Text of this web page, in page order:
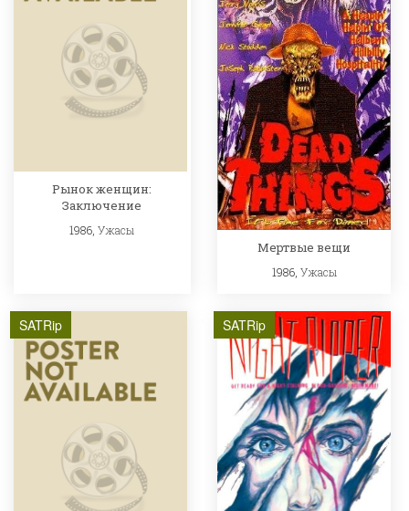
Рынок женщин:
Заключение
1986,Ужасы
Мертвые вещи
1986, Ужасы
SATRip SATRip